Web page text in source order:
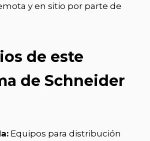
y en sitio por parte de
de este
de Schneider
Equipos para distribución